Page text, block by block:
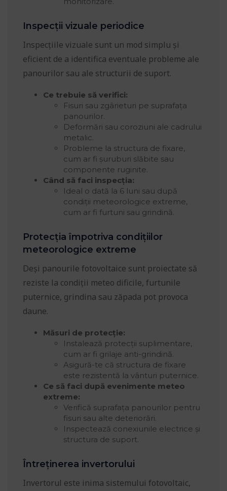
Inspecții vizuale periodice
Inspecțiile vizuale sunt un mod simplu și
eficient de a identifica eventuale probleme ale
panourilor sau ale structurii de suport.
Ce trebuie să verifici:
Fisuri sau zgârieturi pe suprafața
panourilor.
Deformări sau coroziuni ale cadrului
metalic.
Probleme la structura de fixare,
cum ar fi șuruburi slăbite sau
componente ruginite.
Când să faci inspecția:
Ideal o dată la 6 luni sau după
condiții meteorologice extreme,
cum ar fi furtuni sau grindină.
Protecția împotriva condițiilor
meteorologice extreme
Deși panourile fotovoltaice sunt proiectate să
reziste la condiții meteo dificile, furtunile
puternice, grindina sau zăpada pot provoca
daune.
Măsuri de protecție:
Instalează protecții suplimentare,
cum ar fi grilaje anti-grindină.
Asigură-te că structura de fixare
este rezistentă la vânturi puternice.
Ce să faci după evenimente meteo
extreme:
Verifică suprafața panourilor pentru
fisuri sau alte deteriorări.
Inspectează conexiunile electrice și
structura de suport.
Întreținerea invertorului
Invertorul este inima sistemului fotovoltaic,